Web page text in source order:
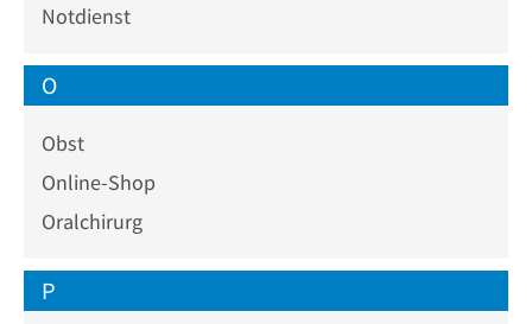
Notdienst
O
Obst
Online-Shop
Oralchirurg
P